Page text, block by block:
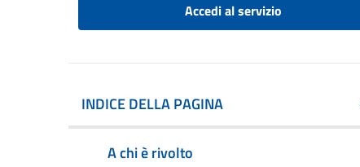
Accedi al servizio
INDICE DELLA PAGINA
A chi è rivolto